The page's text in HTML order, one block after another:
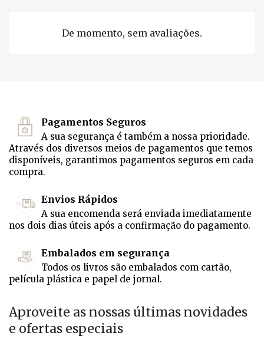
De momento, sem avaliações.
Pagamentos Seguros
A sua segurança é também a nossa prioridade.
Através dos diversos meios de pagamentos que temos
disponíveis, garantimos pagamentos seguros em cada
compra.
Envios Rápidos
A sua encomenda será enviada imediatamente
nos dois dias úteis após a confirmação do pagamento.
Embalados em segurança
Todos os livros são embalados com cartão,
película plástica e papel de jornal.
Aproveite as nossas últimas novidades
e ofertas especiais